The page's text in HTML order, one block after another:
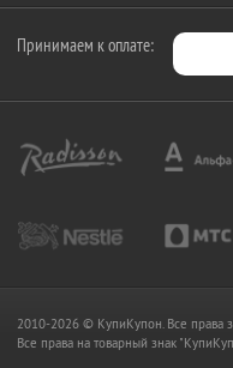
Принимаем к оплате:
2010-2026 © КупиКупон. Все права
Все права на товарный знак